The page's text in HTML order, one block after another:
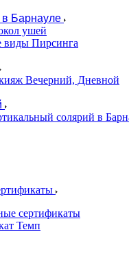
в Барнауле
ушей
виды Пирсинга
Вечерний, Дневной
солярий в
сертификаты
Темп